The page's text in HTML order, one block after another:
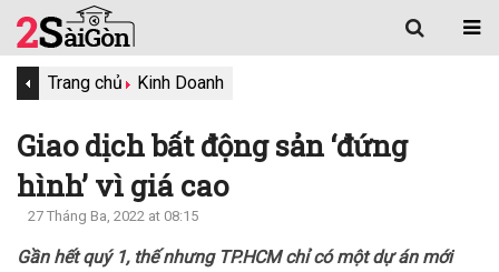
Trang chủ Kinh Doanh
Giao dịch bất động sản ‘đứng
hình’ vì giá cao
27 Tháng Ba, 2022 at 08:15
Gần hết quý 1, thế nhưng TP.HCM chỉ có một dự án mới